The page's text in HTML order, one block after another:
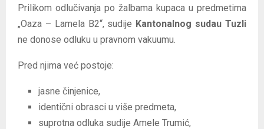
Prilikom odlučivanja po žalbama kupaca u predmetima
„Oaza – Lamela B2“, sudije Kantonalnog sudau Tuzli
ne donose odluku u pravnom vakuumu.
Pred njima već postoje:
jasne činjenice,
identični obrasci u više predmeta,
suprotna odluka sudije Amele Trumić,